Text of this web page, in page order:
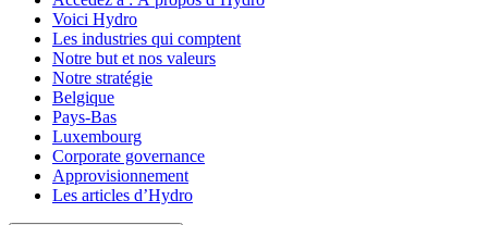
Voici Hydro
Les industries qui comptent
Notre but et nos valeurs
Notre stratégie
Belgique
Pays-Bas
Luxembourg
Corporate governance
Approvisionnement
Les articles d’Hydro